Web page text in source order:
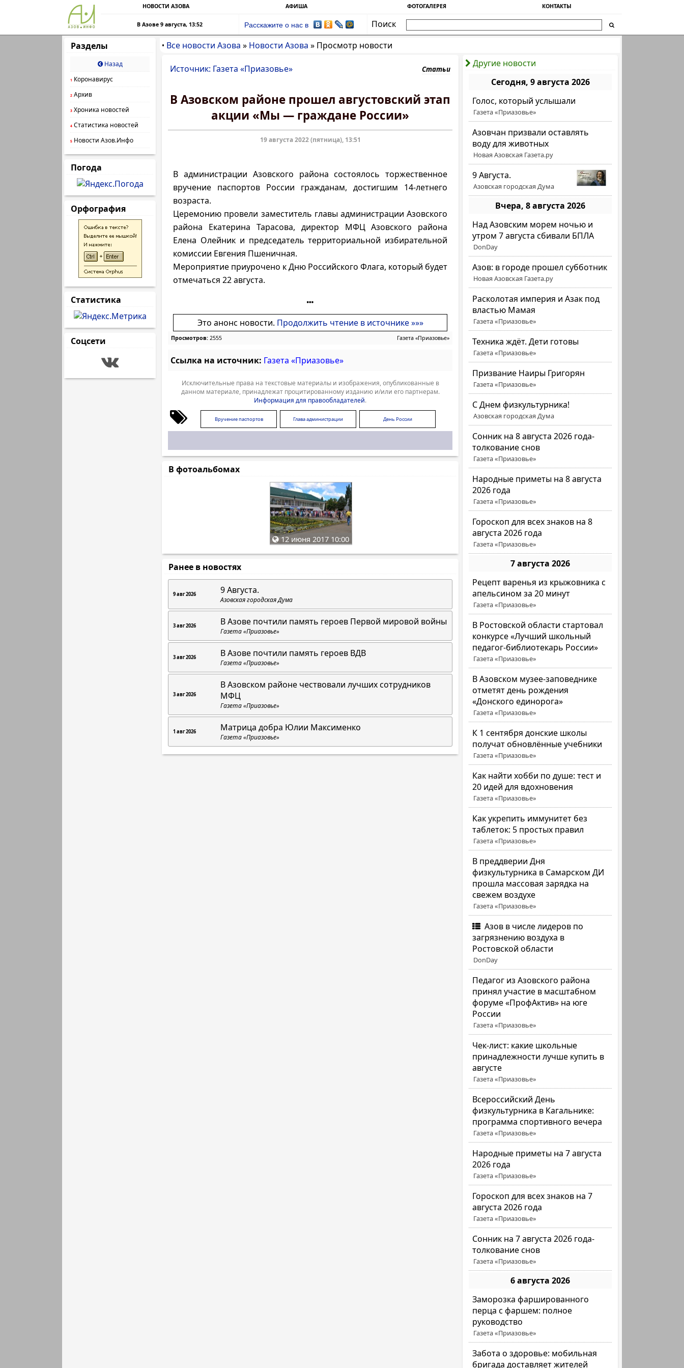
НОВОСТИ АЗОВА АФИША ФОТОГАЛЕРЕЯ КОНТАКТЫ
В Азове 9 августа, 13:52 Расскажите о нас в
Поиск
Разделы
Назад
1 Коронавирус
2 Архив
3 Хроника новостей
4 Статистика новостей
5 Новости Азов.Инфо
Погода
Орфография
Статистика
Соцсети
• Все новости Азова » Новости Азова » Просмотр новости
Другие новости
Сегодня, 9 августа 2026
Голос, который услышали
Газета «Приазовье»
Азовчан призвали оставлять
воду для животных
Новая Азовская Газета.ру
9 Августа.
Азовская городская Дума
Вчера, 8 августа 2026
Над Азовским морем ночью и
утром 7 августа сбивали БПЛА
DonDay
Азов: в городе прошел субботник
Новая Азовская Газета.ру
Расколотая империя и Азак под
властью Мамая
Газета «Приазовье»
Техника ждёт. Дети готовы
Газета «Приазовье»
Призвание Наиры Григорян
Газета «Приазовье»
C Днем физкультурника!
Азовская городская Дума
Сонник на 8 августа 2026 года-
толкование снов
Газета «Приазовье»
Народные приметы на 8 августа
2026 года
Газета «Приазовье»
Гороскоп для всех знаков на 8
августа 2026 года
Газета «Приазовье»
7 августа 2026
Рецепт варенья из крыжовника с
апельсином за 20 минут
Газета «Приазовье»
В Ростовской области стартовал
конкурсе «Лучший школьный
педагог-библиотекарь России»
Газета «Приазовье»
В Азовском музее-заповеднике
отметят день рождения
«Донского единорога»
Газета «Приазовье»
К 1 сентября донские школы
получат обновлённые учебники
Газета «Приазовье»
Как найти хобби по душе: тест и
20 идей для вдохновения
Газета «Приазовье»
Как укрепить иммунитет без
таблеток: 5 простых правил
Газета «Приазовье»
В преддверии Дня
физкультурника в Самарском ДИ
прошла массовая зарядка на
свежем воздухе
Газета «Приазовье»
Азов в числе лидеров по
загрязнению воздуха в
Ростовской области
DonDay
Педагог из Азовского района
принял участие в масштабном
форуме «ПрофАктив» на юге
России
Газета «Приазовье»
Чек-лист: какие школьные
принадлежности лучше купить в
августе
Газета «Приазовье»
Всероссийский День
физкультурника в Кагальнике:
программа спортивного вечера
Газета «Приазовье»
Народные приметы на 7 августа
2026 года
Газета «Приазовье»
Гороскоп для всех знаков на 7
августа 2026 года
Газета «Приазовье»
Сонник на 7 августа 2026 года-
толкование снов
Газета «Приазовье»
6 августа 2026
Заморозка фаршированного
перца с фаршем: полное
руководство
Газета «Приазовье»
Забота о здоровье: мобильная
бригада доставляет жителей
Источник: Газета «Приазовье» Статьи
В Азовском районе прошел августовский этап
акции «Мы — граждане России»
19 августа 2022 (пятница), 13:51
В администрации Азовского района состоялось торжественное
вручение паспортов России гражданам, достигшим 14-летнего
возраста.
Церемонию провели заместитель главы администрации Азовского
района Екатерина Тарасова, директор МФЦ Азовского района
Елена Олейник и председатель территориальной избирательной
комиссии Евгения Пшеничная.
Мероприятие приурочено к Дню Российского Флага, который будет
отмечаться 22 августа.
Это анонс новости. Продолжить чтение в источнике »»»
Просмотров: 2555 Газета «Приазовье»
Ссылка на источник: Газета «Приазовье»
Исключительные права на текстовые материалы и изображения, опубликованные в
данном материале, принадлежат процитированному изданию и/или его партнерам.
Информация для правообладателей.
Вручение паспортов Глава администрации День России
В фотоальбомах
12 июня 2017 10:00
Ранее в новостях
9 авг 2026 9 Августа.
Азовская городская Дума
3 авг 2026 В Азове почтили память героев Первой мировой войны
Газета «Приазовье»
3 авг 2026 В Азове почтили память героев ВДВ
Газета «Приазовье»
3 авг 2026
В Азовском районе чествовали лучших сотрудников
МФЦ
Газета «Приазовье»
1 авг 2026 Матрица добра Юлии Максименко
Газета «Приазовье»